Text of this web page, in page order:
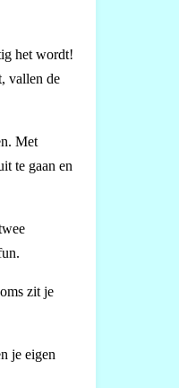
het wordt!
vallen de
Met
te gaan en
zit je
je eigen